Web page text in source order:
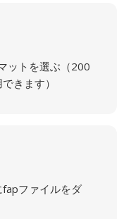
ットを選ぶ（200
きます）
ファイルをダ